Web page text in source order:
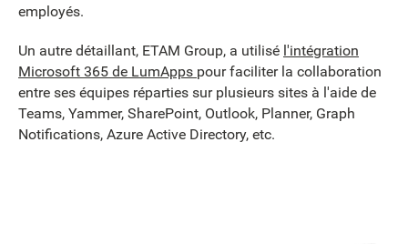
employés.
Un autre détaillant, ETAM Group, a utilisé l'intégration
Microsoft 365 de LumApps pour faciliter la collaboration
entre ses équipes réparties sur plusieurs sites à l'aide de
Teams, Yammer, SharePoint, Outlook, Planner, Graph
Notifications, Azure Active Directory, etc.